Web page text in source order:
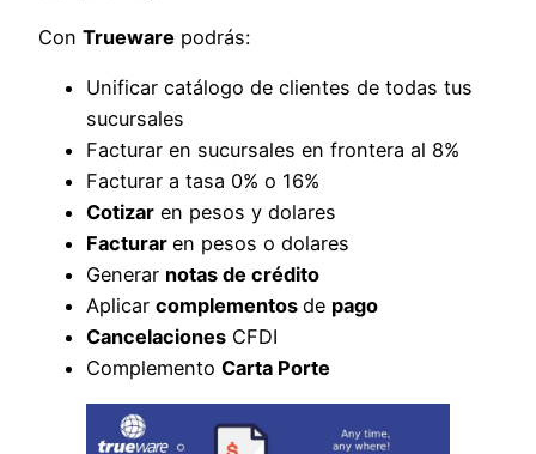
Con Trueware podrás:
Unificar catálogo de clientes de todas tus
sucursales
Facturar en sucursales en frontera al 8%
Facturar a tasa 0% o 16%
Cotizar en pesos y dolares
Facturar en pesos o dolares
Generar notas de crédito
Aplicar complementos de pago
Cancelaciones CFDI
Complemento Carta Porte